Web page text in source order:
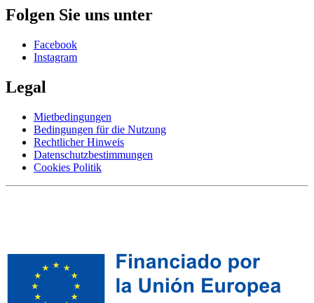
Folgen Sie uns unter
Facebook
Instagram
Legal
Mietbedingungen
Bedingungen für die Nutzung
Rechtlicher Hinweis
Datenschutzbestimmungen
Cookies Politik